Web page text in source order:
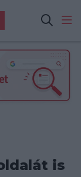
is